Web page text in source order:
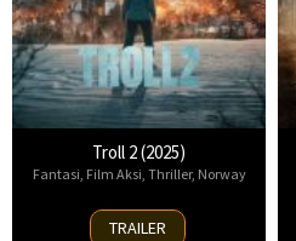
Troll 2 (2025)
Fantasi Film Aksi Thriller, Norway
30
TRAILER